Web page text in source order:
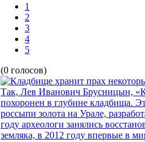
1
2
3
4
5
(0 голосов)